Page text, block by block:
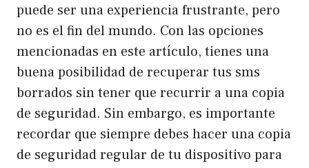
puede ser una experiencia frustrante, pero
no es el fin del mundo. Con las opciones
mencionadas en este artículo, tienes una
buena posibilidad de recuperar tus sms
borrados sin tener que recurrir a una copia
de seguridad. Sin embargo, es importante
recordar que siempre debes hacer una copia
de seguridad regular de tu dispositivo para